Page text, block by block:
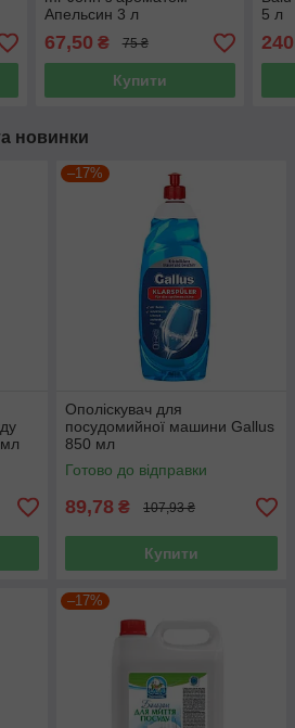
Апельсин 3 л
67,50 ₴ 75 ₴
Купити
5 л
новинки
–17%
Ополіскувач для
посудомийної машини Gallus
850 мл
Готово до відправки
89,78 ₴ 107,93 ₴
Купити
–17%